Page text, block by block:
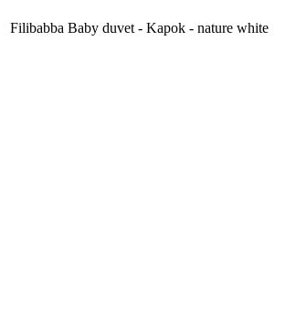
Filibabba Baby duvet - Kapok - nature white